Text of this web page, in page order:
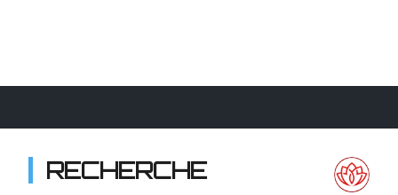
RECHERCHE